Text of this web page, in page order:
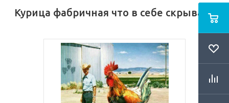
Курица фабричная что в себе скрывает